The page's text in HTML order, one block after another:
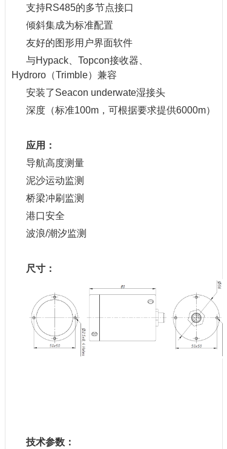
支持RS485的多节点接口
倾斜集成为标准配置
友好的图形用户界面软件
与Hypack、Topcon接收器、
Hydroro（Trimble）兼容
安装了Seacon underwate湿接头
深度（标准100m，可根据要求提供6000m）
应用：
导航高度测量
泥沙运动监测
桥梁冲刷监测
港口安全
波浪/潮汐监测
尺寸：
技术参数：